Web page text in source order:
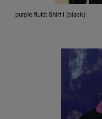
purple fluid: Shirt I (black)